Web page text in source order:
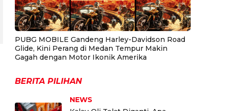
PUBG MOBILE Gandeng Harley-Davidson Road
Glide, Kini Perang di Medan Tempur Makin
Gagah dengan Motor Ikonik Amerika
BERITA PILIHAN
NEWS